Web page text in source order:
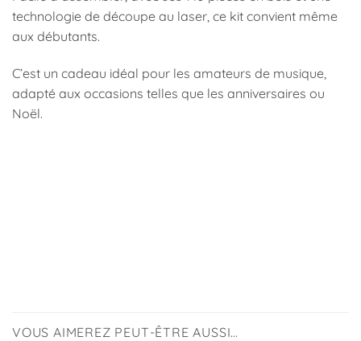
technologie de découpe au laser, ce kit convient même
aux débutants.
C’est un cadeau idéal pour les amateurs de musique,
adapté aux occasions telles que les anniversaires ou
Noël.
VOUS AIMEREZ PEUT-ÊTRE AUSSI…